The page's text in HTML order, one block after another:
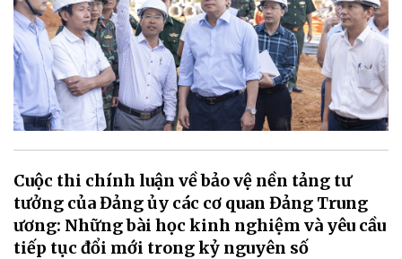
Cuộc thi chính luận về bảo vệ nền tảng tư
tưởng của Đảng ủy các cơ quan Đảng Trung
ương: Những bài học kinh nghiệm và yêu cầu
tiếp tục đổi mới trong kỷ nguyên số